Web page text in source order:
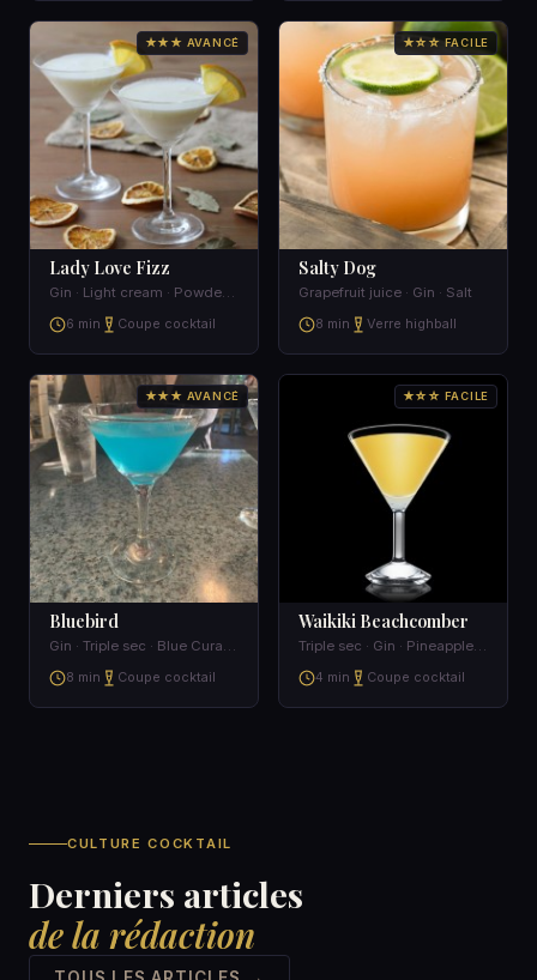
★★★ AVANCÉ
Lady Love Fizz
Gin · Light cream · Powdered sugar · Lemon
6 min
Coupe cocktail
★☆☆ FACILE
Salty Dog
Grapefruit juice · Gin · Salt
8 min
Verre highball
★★★ AVANCÉ
Bluebird
Gin · Triple sec · Blue Curacao · Bitters
8 min
Coupe cocktail
★☆☆ FACILE
Waikiki Beachcomber
Triple sec · Gin · Pineapple juice
4 min
Coupe cocktail
CULTURE COCKTAIL
Derniers articles
de la rédaction